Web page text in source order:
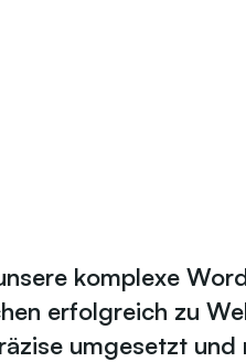
komplexe
erfolgreich zu
umgesetzt und